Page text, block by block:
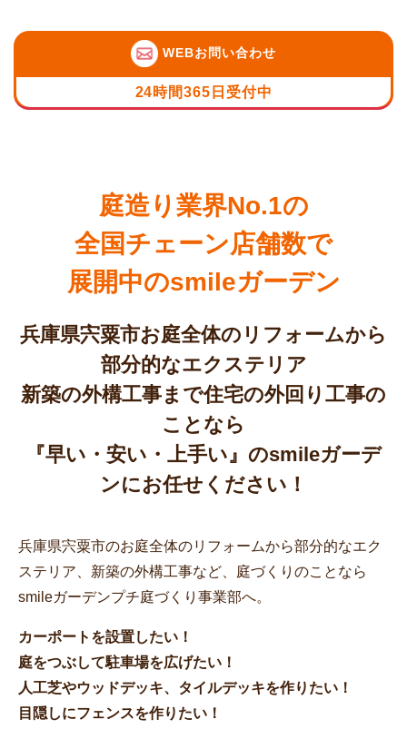
WEBお問い合わせ
24時間365日受付中
庭造り業界No.1の
全国チェーン店舗数で
展開中のsmileガーデン
兵庫県宍粟市お庭全体のリフォームから
部分的なエクステリア
新築の外構工事まで住宅の外回り工事の
ことなら
『早い・安い・上手い』のsmileガーデ
ンにお任せください！
兵庫県宍粟市のお庭全体のリフォームから部分的なエク
ステリア、新築の外構工事など、庭づくりのことなら
smileガーデンプチ庭づくり事業部へ。
カーポートを設置したい！
庭をつぶして駐車場を広げたい！
人工芝やウッドデッキ、タイルデッキを作りたい！
目隠しにフェンスを作りたい！